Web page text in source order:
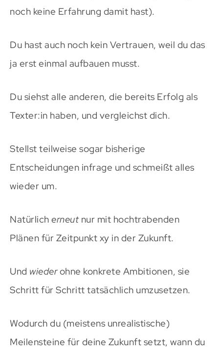
noch keine Erfahrung damit hast).
Du hast auch noch kein Vertrauen, weil du das
ja erst einmal aufbauen musst.
Du siehst alle anderen, die bereits Erfolg als
Texter:in haben, und vergleichst dich.
Stellst teilweise sogar bisherige
Entscheidungen infrage und schmeißt alles
wieder um.
Natürlich erneutnur mit hochtrabenden
Plänen für Zeitpunkt xy in der Zukunft.
Und wiederohne konkrete Ambitionen, sie
Schritt für Schritt tatsächlich umzusetzen.
Wodurch du (meistens unrealistische)
Meilensteine für deine Zukunft setzt, wann du